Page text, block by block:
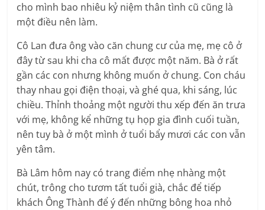
cho mình bao nhiêu kỷ niệm thân tình cũ cũng là
một điều nên làm.
Cô Lan đưa ông vào căn chung cư của mẹ, mẹ cô ở
đây từ sau khi cha cô mất được một năm. Bà ở rất
gần các con nhưng không muốn ở chung. Con cháu
thay nhau gọi điện thoại, và ghé qua, khi sáng, lúc
chiều. Thỉnh thoảng một người thu xếp đến ăn trưa
với mẹ, không kể những tụ họp gia đình cuối tuần,
nên tuy bà ở một mình ở tuổi bẩy mươi các con vẫn
yên tâm.
Bà Lâm hôm nay có trang điểm nhẹ nhàng một
chút, trông cho tươm tất tuổi già, chắc để tiếp
khách Ông Thành để ý đến những bông hoa nhỏ